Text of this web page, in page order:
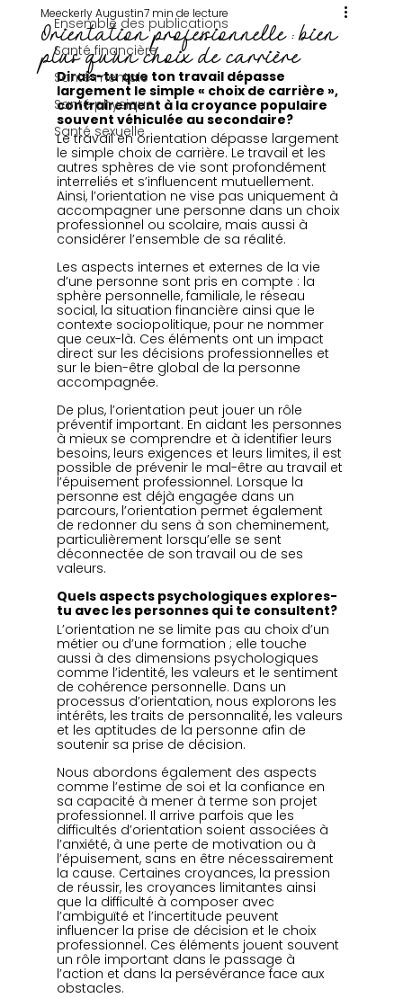
Ensemble des publications
Santé financière
Santé mentale
Santé physique
Santé sexuelle
Orientation professionnelle : bien
plus qu’un choix de carrière
Meeckerly Augustin7 min de lecture
Dirais-tu que ton travail dépasse
largement le simple « choix de carrière »,
contrairement à la croyance populaire
souvent véhiculée au secondaire?
Le travail en orientation dépasse largement
le simple choix de carrière. Le travail et les
autres sphères de vie sont profondément
interreliés et s’influencent mutuellement.
Ainsi, l’orientation ne vise pas uniquement à
accompagner une personne dans un choix
professionnel ou scolaire, mais aussi à
considérer l’ensemble de sa réalité.
Les aspects internes et externes de la vie
d’une personne sont pris en compte : la
sphère personnelle, familiale, le réseau
social, la situation financière ainsi que le
contexte sociopolitique, pour ne nommer
que ceux-là. Ces éléments ont un impact
direct sur les décisions professionnelles et
sur le bien-être global de la personne
accompagnée.
De plus, l’orientation peut jouer un rôle
préventif important. En aidant les personnes
à mieux se comprendre et à identifier leurs
besoins, leurs exigences et leurs limites, il est
possible de prévenir le mal-être au travail et
l’épuisement professionnel. Lorsque la
personne est déjà engagée dans un
parcours, l’orientation permet également
de redonner du sens à son cheminement,
particulièrement lorsqu’elle se sent
déconnectée de son travail ou de ses
valeurs.
Quels aspects psychologiques explores-
tu avec les personnes qui te consultent?
L’orientation ne se limite pas au choix d’un
métier ou d’une formation ; elle touche
aussi à des dimensions psychologiques
comme l’identité, les valeurs et le sentiment
de cohérence personnelle. Dans un
processus d’orientation, nous explorons les
intérêts, les traits de personnalité, les valeurs
et les aptitudes de la personne afin de
soutenir sa prise de décision.
Nous abordons également des aspects
comme l’estime de soi et la confiance en
sa capacité à mener à terme son projet
professionnel. Il arrive parfois que les
difficultés d’orientation soient associées à
l’anxiété, à une perte de motivation ou à
l’épuisement, sans en être nécessairement
la cause. Certaines croyances, la pression
de réussir, les croyances limitantes ainsi
que la difficulté à composer avec
l’ambiguïté et l’incertitude peuvent
influencer la prise de décision et le choix
professionnel. Ces éléments jouent souvent
un rôle important dans le passage à
l’action et dans la persévérance face aux
obstacles.